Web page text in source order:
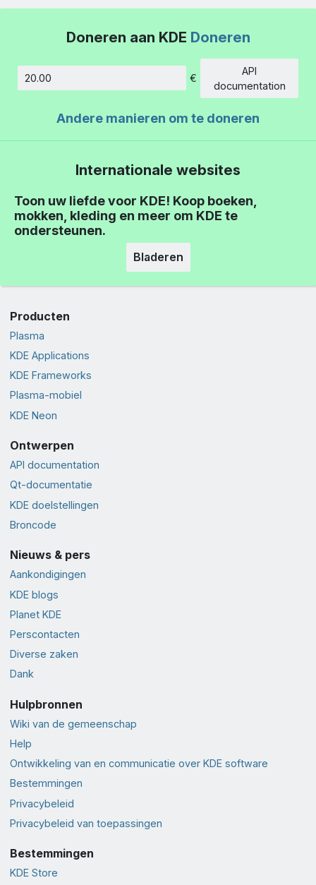
Doneren aan KDE Doneren
Hoeveelheid
€
API
documentation
Andere manieren om te doneren
Internationale websites
Toon uw liefde voor KDE! Koop boeken,
mokken, kleding en meer om KDE te
ondersteunen.
Bladeren
Producten
Plasma
KDE Applications
KDE Frameworks
Plasma-mobiel
KDE Neon
Ontwerpen
API documentation
Qt-documentatie
KDE doelstellingen
Broncode
Nieuws & pers
Aankondigingen
KDE blogs
Planet KDE
Perscontacten
Diverse zaken
Dank
Hulpbronnen
Wiki van de gemeenschap
Help
Ontwikkeling van en communicatie over KDE software
Bestemmingen
Privacybeleid
Privacybeleid van toepassingen
Bestemmingen
KDE Store